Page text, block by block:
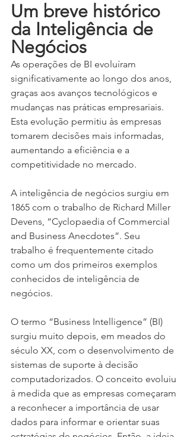
Um breve histórico
da Inteligência de
Negócios
As operações de BI evoluíram
significativamente ao longo dos anos,
graças aos avanços tecnológicos e
mudanças nas práticas empresariais.
Esta evolução permitiu às empresas
tomarem decisões mais informadas,
aumentando a eficiência e a
competitividade no mercado.
A inteligência de negócios surgiu em
1865 com o trabalho de Richard Miller
Devens, “Cyclopaedia of Commercial
and Business Anecdotes”. Seu
trabalho é frequentemente citado
como um dos primeiros exemplos
conhecidos de inteligência de
negócios.
O termo “Business Intelligence” (BI)
surgiu muito depois, em meados do
século XX, com o desenvolvimento de
sistemas de suporte à decisão
computadorizados. O conceito evoluiu
à medida que as empresas começaram
a reconhecer a importância de usar
dados para informar e orientar suas